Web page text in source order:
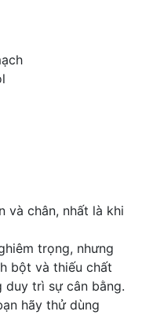
và chân, nhất là khi
trọng, nhưng
bột và thiếu chất
duy trì sự cân bằng.
hãy thử dùng